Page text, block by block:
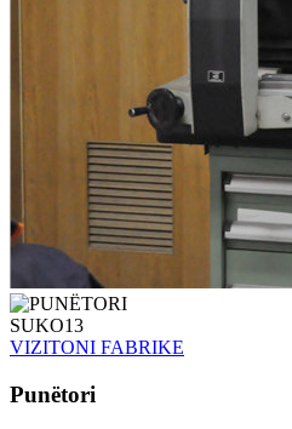
VIZITONI FABRIKE
Punëtori